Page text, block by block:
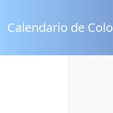
Calendario de